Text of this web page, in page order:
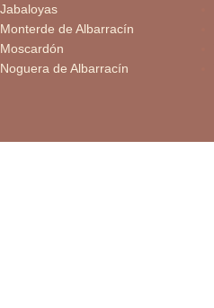
Jabaloyas
Monterde de Albarracín
Moscardón
Noguera de Albarracín